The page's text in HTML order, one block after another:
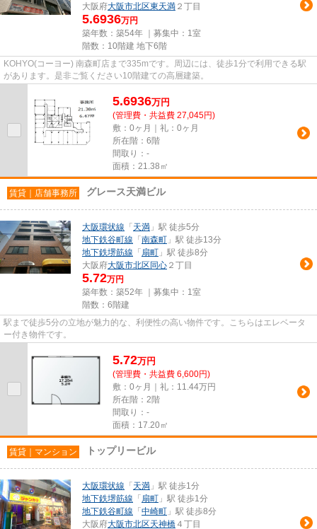
大阪府大阪市北区東天満 ２丁目
5.6936万円
築年数：築54年 ｜募集中： 1室
階数：10階建 地下6階
KOHYO(コーヨー) 南森町店まで335mです。周辺には、徒歩1分で利用できる駅
があります。是非ご覧ください10階建ての高層建築。
5.6936万円
(管理費・共益費 27,045円)
敷：0ヶ月｜礼：0ヶ月
所在階：6階
間取り：-
面積：21.38㎡
賃貸｜店舗事務所 グレース天満ビル
大阪環状線 「 天満 」駅 徒歩5分
地下鉄谷町線 「 南森町 」駅 徒歩13分
地下鉄堺筋線 「 扇町 」駅 徒歩8分
大阪府大阪市北区 同心 ２丁目
5.72万円
築年数：築52年 ｜募集中： 1室
階数：6階建
駅まで徒歩5分の立地が魅力的な、利便性の高い物件です。こちらはエレベータ
ー付き物件です。
5.72万円
(管理費・共益費 6,600円)
敷：0ヶ月｜礼：11.44万円
所在階：2階
間取り：-
面積：17.20㎡
賃貸｜マンション トップリービル
大阪環状線 「 天満 」駅 徒歩1分
地下鉄堺筋線 「 扇町 」駅 徒歩1分
地下鉄谷町線 「 中崎町 」駅 徒歩8分
大阪府大阪市北区天神橋 ４丁目